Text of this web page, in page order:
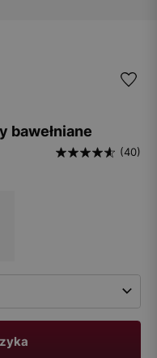
bawełniane
(40)